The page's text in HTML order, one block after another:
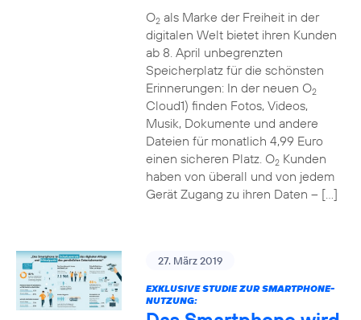
O2als Marke der Freiheit in der
digitalen Welt bietet ihren Kunden
ab 8. April unbegrenzten
Speicherplatz für die schönsten
Erinnerungen: In der neuen O2
Cloud1) finden Fotos, Videos,
Musik, Dokumente und andere
Dateien für monatlich 4,99 Euro
einen sicheren Platz. O2Kunden
haben von überall und von jedem
Gerät Zugang zu ihren Daten – […]
27. März 2019
EXKLUSIVE STUDIE ZUR SMARTPHONE-
NUTZUNG: